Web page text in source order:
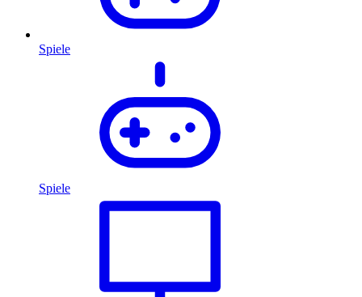
Spiele
Spiele